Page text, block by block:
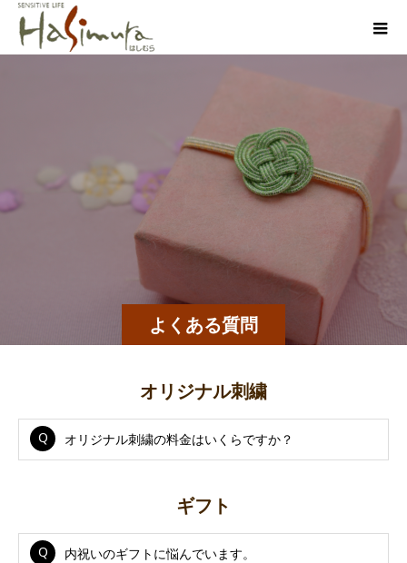
よくある質問
オリジナル刺繍
オリジナル刺繍の料金はいくらですか？
ギフト
内祝いのギフトに悩んでいます。